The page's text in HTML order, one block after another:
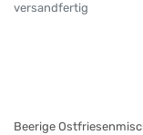
versandfertig
Beerige